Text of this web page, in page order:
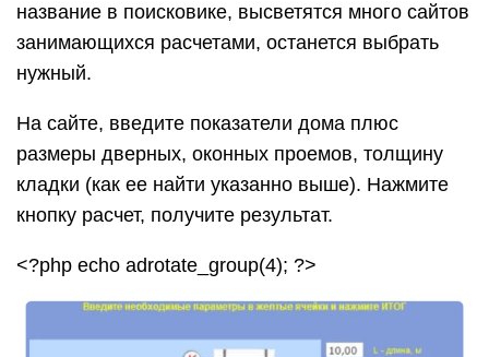
название в поисковике, высветятся много сайтов
занимающихся расчетами, останется выбрать
нужный.
На сайте, введите показатели дома плюс
размеры дверных, оконных проемов, толщину
кладки (как ее найти указанно выше). Нажмите
кнопку расчет, получите результат.
<?php echo adrotate_group(4); ?>